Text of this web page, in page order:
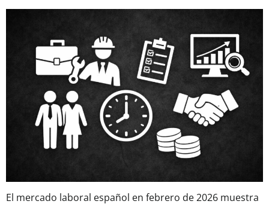
El mercado laboral español en febrero de 2026 muestra